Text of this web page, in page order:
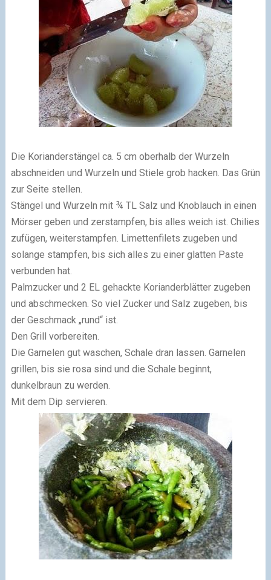
Die Korianderstängel ca. 5 cm oberhalb der Wurzeln
abschneiden und Wurzeln und Stiele grob hacken. Das Grün
zur Seite stellen.
Stängel und Wurzeln mit ¾ TL Salz und Knoblauch in einen
Mörser geben und zerstampfen, bis alles weich ist. Chilies
zufügen, weiterstampfen. Limettenfilets zugeben und
solange stampfen, bis sich alles zu einer glatten Paste
verbunden hat.
Palmzucker und 2 EL gehackte Korianderblätter zugeben
und abschmecken. So viel Zucker und Salz zugeben, bis
der Geschmack „rund“ ist.
Den Grill vorbereiten.
Die Garnelen gut waschen, Schale dran lassen. Garnelen
grillen, bis sie rosa sind und die Schale beginnt,
dunkelbraun zu werden.
Mit dem Dip servieren.